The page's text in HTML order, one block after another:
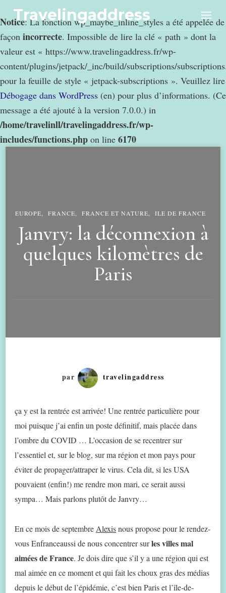
Notice: La fonction wp_maybe_inline_styles a été appelée de
façon incorrecte. Impossible de lire la clé « path » dont la
valeur est « https://www.travelingaddress.fr/wp-
content/plugins/jetpack/_inc/build/subscriptions/
pour la feuille de style « jetpack-subscriptions ». Veuillez lire
Débogage dans WordPress (en) pour plus d’informations. (Ce
message a été ajouté à la version 7.0.0.) in
/home/travelinll/travelingaddress.fr/wp-
includes/functions.php on line 6170
Travelingaddress
EUROPE FRANCE FRANCE ET NATURE ILE DE FRANCE
Janvry: la déconnexion à
quelques kilomètres de
Paris
par travelingaddress
ça y est la rentrée est arrivée! Une rentrée particulière pour
moi puisque j’ai enfin un poste définitif, mais placée dans
l’ombre du COVID … L’occasion de se recentrer sur
l’essentiel et, sur le blog, sur ma région et mon pays pour
éviter de propager/attraper le virus. Cela dit, si les USA
pouvaient (enfin!) me rendre mon mari, ce serait aussi
sympa… Mais parlons plutôt de Janvry…
En ce mois de septembre Alexisnous propose pour le rendez-
vous Enfranceaussi de nous concentrer surles villes mal
aimées de France. Je dois dire que s’il y a une région qui est
mal aimée en ce moment et qui fait les choux gras des médias
depuis le début de l’épidémie, c’est bien Paris et l’île-de-